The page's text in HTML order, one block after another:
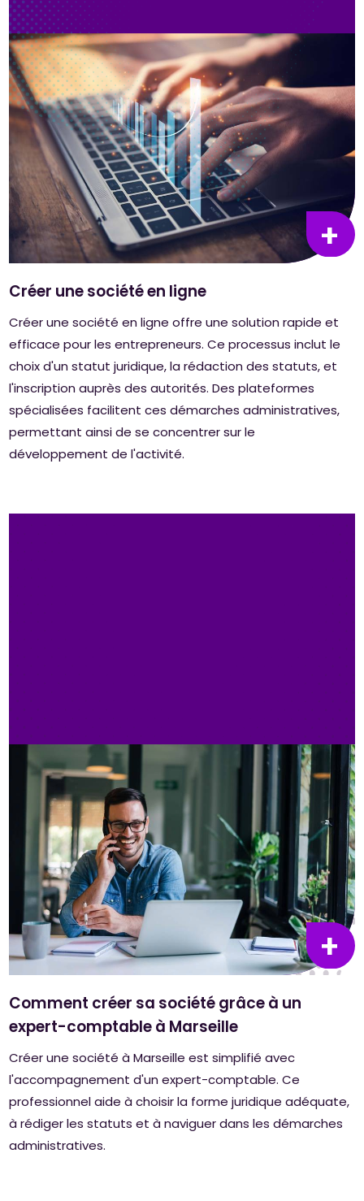
Créer une société en ligne
Créer une société en ligne offre une solution rapide et
efficace pour les entrepreneurs. Ce processus inclut le
choix d'un statut juridique, la rédaction des statuts, et
l'inscription auprès des autorités. Des plateformes
spécialisées facilitent ces démarches administratives,
permettant ainsi de se concentrer sur le
développement de l'activité.
Comment créer sa société grâce à un
expert-comptable à Marseille
Créer une société à Marseille est simplifié avec
l'accompagnement d'un expert-comptable. Ce
professionnel aide à choisir la forme juridique adéquate,
à rédiger les statuts et à naviguer dans les démarches
administratives.